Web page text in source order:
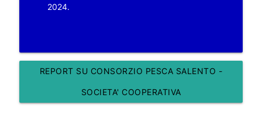
2024.
REPORT SU CONSORZIO PESCA SALENTO -
SOCIETA' COOPERATIVA